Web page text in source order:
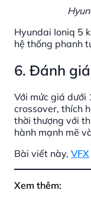
Hyundai Ioniq 5
hệ thống phanh
6. Đánh
Với mức giá dưới
crossover, thích
thời thượng với
hành mạnh mẽ
Bài viết này, VFX
Xem thêm: